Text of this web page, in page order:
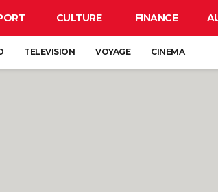
CULTURE FINANCE
TELEVISION VOYAGE CINEMA